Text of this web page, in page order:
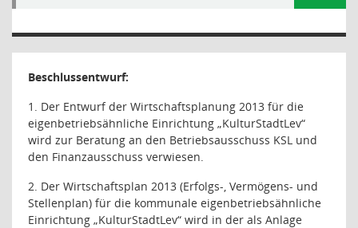
Beschlussentwurf:
1. Der Entwurf der Wirtschaftsplanung 2013 für die
eigenbetriebsähnliche Einrichtung „KulturStadtLev“
wird zur Beratung an den Betriebsausschuss KSL und
den Finanzausschuss verwiesen.
2. Der Wirtschaftsplan 2013 (Erfolgs-, Vermögens- und
Stellenplan) für die kommunale eigenbetriebsähnliche
Einrichtung „KulturStadtLev“ wird in der als Anlage